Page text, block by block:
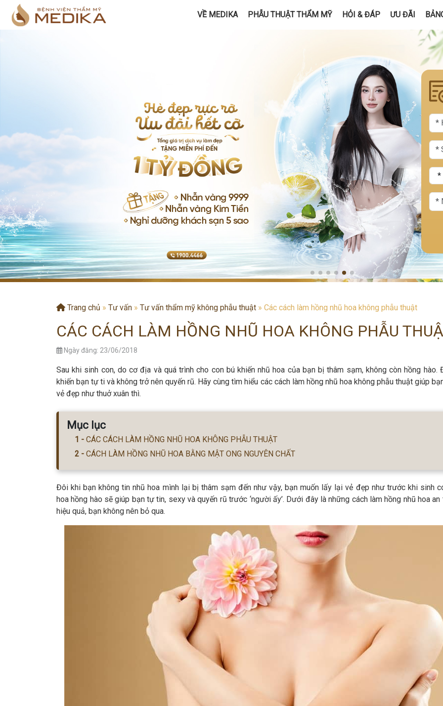
VỀ MEDIKA PHẪU THUẬT THẨM MỸ HỎI & ĐÁP ƯU ĐÃI
Trang chủ » Tư vấn » Tư vấn thẩm mỹ không phẫu thuật » Các cách làm hồng nhũ hoa không phẫu thuật
CÁC CÁCH LÀM HỒNG NHŨ HOA KHÔNG PHẪU
Ngày đăng: 23/06/2018
Sau khi sinh con, do cơ địa và quá trình cho con bú khiến nhũ hoa của bạn bị thâm sạm, không còn hồng hào.
khiến bạn tự ti và không trở nên quyến rũ. Hãy cùng tìm hiểu các cách làm hồng nhũ hoa không phẫu thuật giúp
vẻ đẹp như thuở xuân thì.
Mục lục
CÁC CÁCH LÀM HỒNG NHŨ HOA KHÔNG PHẪU THUẬT
CÁCH LÀM HỒNG NHŨ HOA BẰNG MẬT ONG NGUYÊN CHẤT
Đôi khi bạn không tin nhũ hoa mình lại bị thâm sạm đến như vậy, bạn muốn lấy lại vẻ đẹp như trước khi sinh
hoa hồng hào sẽ giúp bạn tự tin, sexy và quyến rũ trước ‘người ấy’. Dưới đây là những cách làm hồng nhũ hoa an
hiệu quả, bạn không nên bỏ qua.